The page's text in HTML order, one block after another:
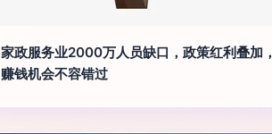
家政服务业2000万人员缺口，政策红利叠加，
赚钱机会不容错过